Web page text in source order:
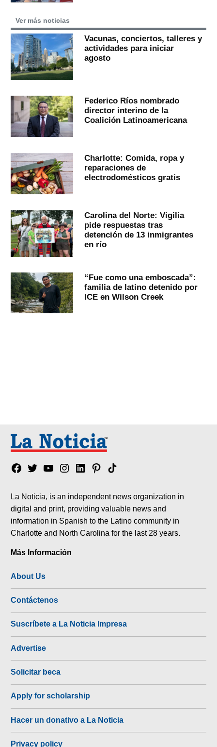
Ver más noticias
Vacunas, conciertos, talleres y
actividades para iniciar
agosto
Federico Ríos nombrado
director interino de la
Coalición Latinoamericana
Charlotte: Comida, ropa y
reparaciones de
electrodomésticos gratis
Carolina del Norte: Vigilia
pide respuestas tras
detención de 13 inmigrantes
en río
“Fue como una emboscada”:
familia de latino detenido por
ICE en Wilson Creek
Facebook
TwitterYouTubeInstagram
LinkedinPinterest
Tik
La Noticia, is an independent news organization in
digital and print, providing valuable news and
information in Spanish to the Latino community in
Charlotte and North Carolina for the last 28 years.
Más Información
About Us
Contáctenos
Suscríbete a La Noticia Impresa
Advertise
Solicitar beca
Apply for scholarship
Hacer un donativo a La Noticia
Privacy policy